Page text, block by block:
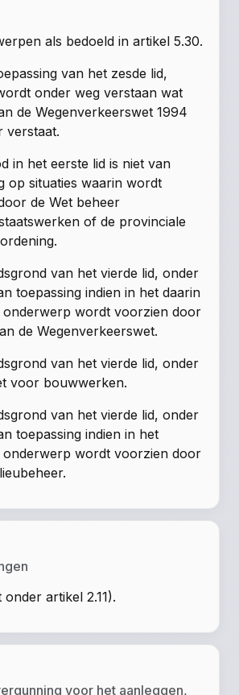
als bedoeld in artikel 5.30.
van het zesde lid,
onder weg verstaan wat
de Wegenverkeerswet 1994
verstaat.
in het eerste lid is niet van
op situaties waarin wordt
de Wet beheer
of de provinciale
van het vierde lid, onder
toepassing indien in het daarin
onderwerp wordt voorzien door
de Wegenverkeerswet.
van het vierde lid, onder
voor bouwwerken.
van het vierde lid, onder
toepassing indien in het
onderwerp wordt voorzien door
artikel 2.11).
voor het aanleggen,